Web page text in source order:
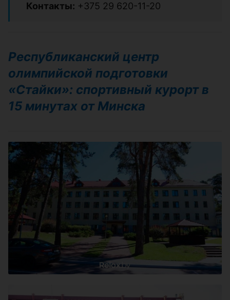
Контакты: +375 29 620-11-20
Республиканский центр
олимпийской подготовки
«Стайки»: спортивный курорт в
15 минутах от Минска